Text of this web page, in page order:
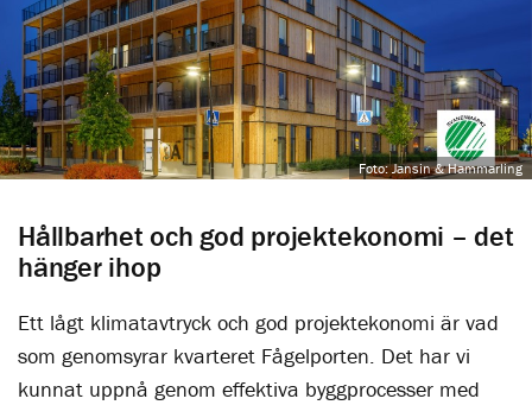
Foto: Jansin & Hammarling
Hållbarhet och god projektekonomi – det
hänger ihop
Ett lågt klimatavtryck och god projektekonomi är vad
som genomsyrar kvarteret Fågelporten. Det har vi
kunnat uppnå genom effektiva byggprocesser med